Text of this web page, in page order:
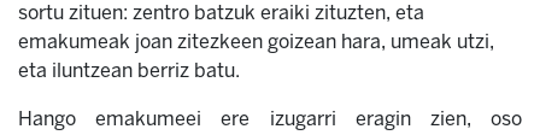
sortu zituen: zentro batzuk eraiki zituzten, eta
emakumeak joan zitezkeen goizean hara, umeak utzi,
eta iluntzean berriz batu.
Hango emakumeei ere izugarri eragin zien, oso